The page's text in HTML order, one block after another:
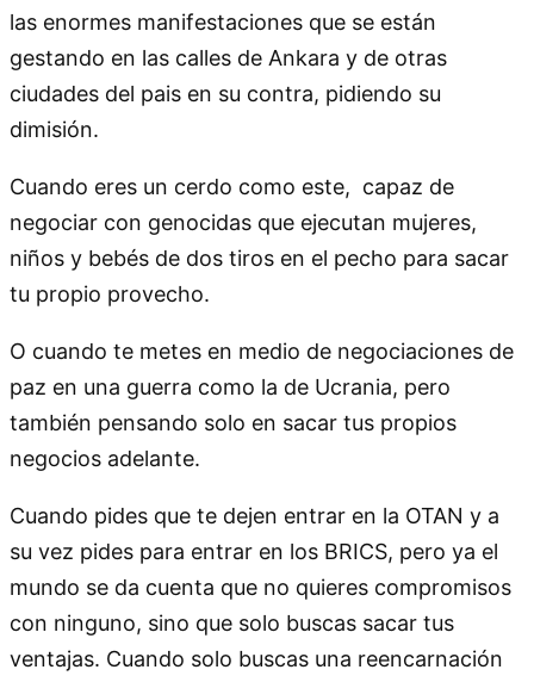
las enormes manifestaciones que se están
gestando en las calles de Ankara y de otras
ciudades del pais en su contra, pidiendo su
dimisión.
Cuando eres un cerdo como este, capaz de
negociar con genocidas que ejecutan mujeres,
niños y bebés de dos tiros en el pecho para sacar
tu propio provecho.
O cuando te metes en medio de negociaciones de
paz en una guerra como la de Ucrania, pero
también pensando solo en sacar tus propios
negocios adelante.
Cuando pides que te dejen entrar en la OTAN y a
su vez pides para entrar en los BRICS, pero ya el
mundo se da cuenta que no quieres compromisos
con ninguno, sino que solo buscas sacar tus
ventajas. Cuando solo buscas una reencarnación